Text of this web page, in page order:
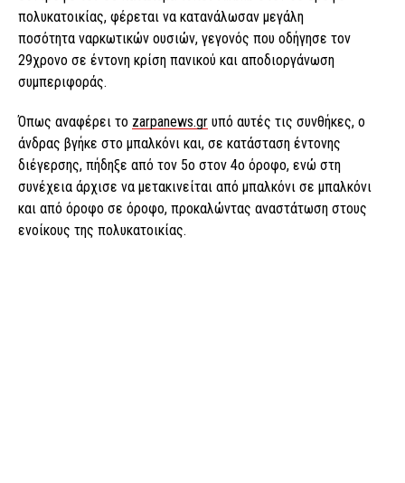
πολυκατοικίας, φέρεται να κατανάλωσαν μεγάλη
ποσότητα ναρκωτικών ουσιών, γεγονός που οδήγησε τον
29χρονο σε έντονη κρίση πανικού και αποδιοργάνωση
συμπεριφοράς.
Όπως αναφέρει το zarpanews.gr υπό αυτές τις συνθήκες, ο
άνδρας βγήκε στο μπαλκόνι και, σε κατάσταση έντονης
διέγερσης, πήδηξε από τον 5ο στον 4ο όροφο, ενώ στη
συνέχεια άρχισε να μετακινείται από μπαλκόνι σε μπαλκόνι
και από όροφο σε όροφο, προκαλώντας αναστάτωση στους
ενοίκους της πολυκατοικίας.